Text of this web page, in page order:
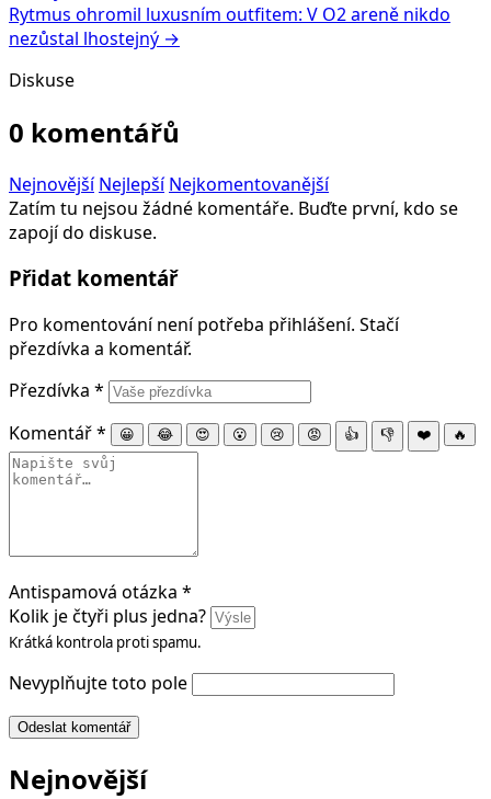
Rytmus ohromil luxusním outfitem: V O2 areně nikdo
nezůstal lhostejný →
Diskuse
0 komentářů
Nejnovější Nejlepší Nejkomentovanější
Zatím tu nejsou žádné komentáře. Buďte první, kdo se
zapojí do diskuse.
Přidat komentář
Pro komentování není potřeba přihlášení. Stačí
přezdívka a komentář.
Přezdívka *
Komentář* 😀 😂 😍 😮 😢 😡 👍 👎 ❤️ 🔥
Antispamová otázka *
Kolik je čtyři plus jedna?
Krátká kontrola proti spamu.
Nevyplňujte toto pole
Odeslat komentář
Nejnovější